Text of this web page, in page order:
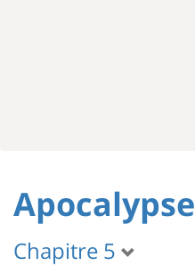
Apocalypse
Chapitre 5